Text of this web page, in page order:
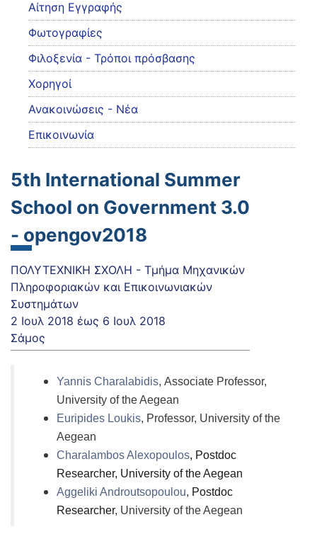
Αίτηση Εγγραφής
Φωτογραφίες
Φιλοξενία - Τρόποι πρόσβασης
Χορηγοί
Ανακοινώσεις - Νέα
Επικοινωνία
5th International Summer
School on Government 3.0
- opengov2018
ΠΟΛΥΤΕΧΝΙΚΗ ΣΧΟΛΗ - Τμήμα Μηχανικών
Πληροφοριακών και Επικοινωνιακών
Συστημάτων
2 Ιουλ 2018 έως 6 Ιουλ 2018
Σάμος
Yannis Charalabidis, Associate Professor,
University of the Aegean
Euripides Loukis, Professor, University of the
Aegean
Charalambos Alexopoulos, Postdoc
Researcher, University of the Aegean
Aggeliki Androutsopoulou, Postdoc
Researcher, University of the Aegean